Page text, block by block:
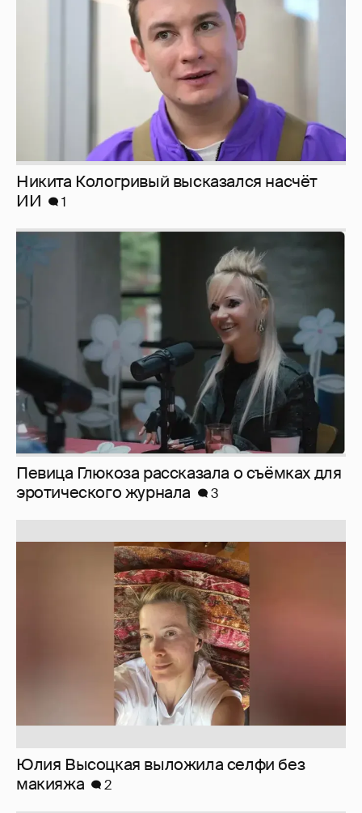
Никита Кологривый высказался насчёт
ИИ
1
Певица Глюкоза рассказала о съёмках для
эротического журнала
3
Юлия Высоцкая выложила селфи без
макияжа
2